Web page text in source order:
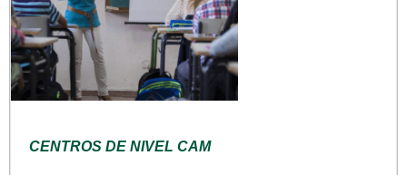
CENTROS DE NIVEL CAM